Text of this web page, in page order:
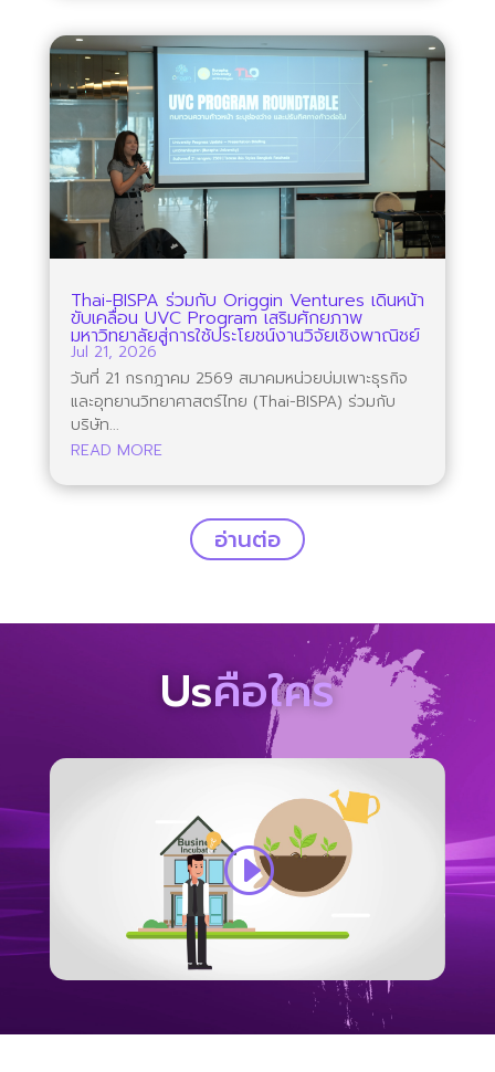
Thai-BISPA ร่วมกับ Origgin Ventures เดินหน้า
ขับเคลื่อน UVC Program เสริมศักยภาพ
มหาวิทยาลัยสู่การใช้ประโยชน์งานวิจัยเชิงพาณิชย์
Jul 21, 2026
วันที่ 21 กรกฎาคม 2569 สมาคมหน่วยบ่มเพาะธุรกิจ
และอุทยานวิทยาศาสตร์ไทย (Thai-BISPA) ร่วมกับ
บริษัท...
READ MORE
อ่านต่อ
Usคือใคร